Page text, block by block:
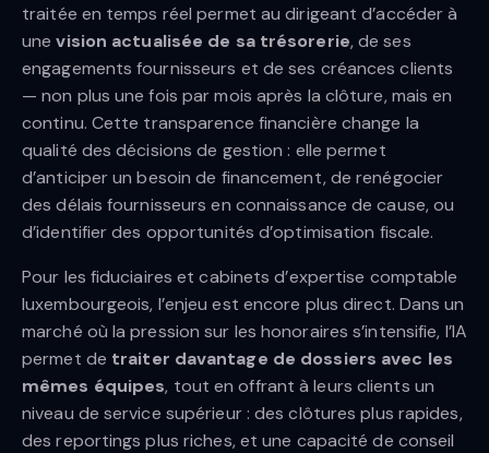
traitée en temps réel permet au dirigeant d’accéder à
unevision actualisée de sa trésorerie, de ses
engagements fournisseurs et de ses créances clients
— non plus une fois par mois après la clôture, mais en
continu. Cette transparence financière change la
qualité des décisions de gestion : elle permet
d’anticiper un besoin de financement, de renégocier
des délais fournisseurs en connaissance de cause, ou
d’identifier des opportunités d’optimisation fiscale.
Pour les fiduciaires et cabinets d’expertise comptable
luxembourgeois, l’enjeu est encore plus direct. Dans un
marché où la pression sur les honoraires s’intensifie, l’IA
permet de traiter davantage de dossiers avec les
mêmes équipes, tout en offrant à leurs clients un
niveau de service supérieur : des clôtures plus rapides,
des reportings plus riches, et une capacité de conseil